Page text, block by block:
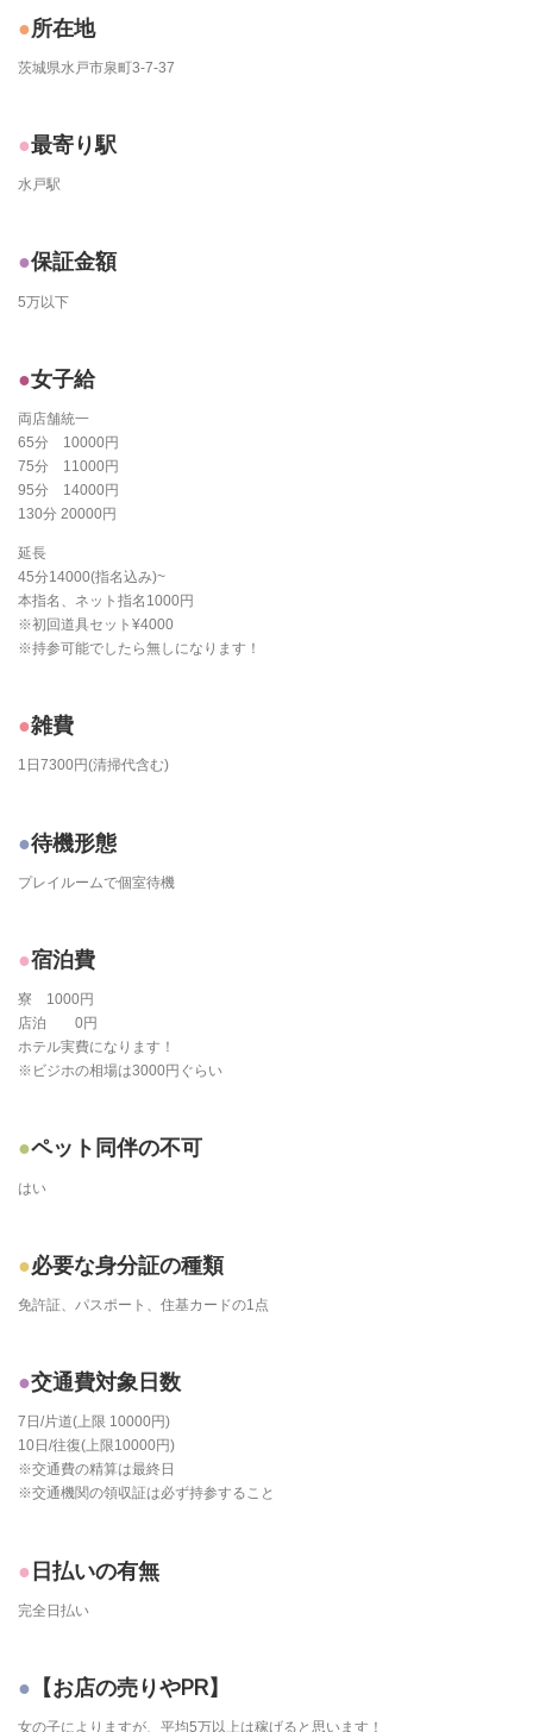
所在地
茨城県水戸市泉町3-7-37
最寄り駅
水戸駅
保証金額
5万以下
女子給
両店舗統一
65分 10000円
75分 11000円
95分 14000円
130分 20000円
延長
45分14000(指名込み)~
本指名、ネット指名1000円
※初回道具セット¥4000
※持参可能でしたら無しになります！
雑費
1日7300円(清掃代含む)
待機形態
プレイルームで個室待機
宿泊費
寮 1000円
店泊 0円
ホテル実費になります！
※ビジホの相場は3000円ぐらい
ペット同伴の不可
はい
必要な身分証の種類
免許証、パスポート、住基カードの1点
交通費対象日数
7日/片道(上限 10000円)
10日/往復(上限10000円)
※交通費の精算は最終日
※交通機関の領収証は必ず持参すること
日払いの有無
完全日払い
【お店の売りやPR】
女の子によりますが、平均5万以上は稼げると思います！